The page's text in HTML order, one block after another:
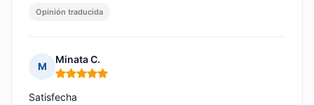
Opinión traducida
M
Minata C.
Nota: 5 de 5
Satisfecha